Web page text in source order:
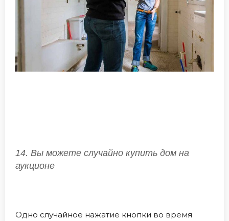
14. Вы можете случайно купить дом на
аукционе
Одно случайное нажатие кнопки во время